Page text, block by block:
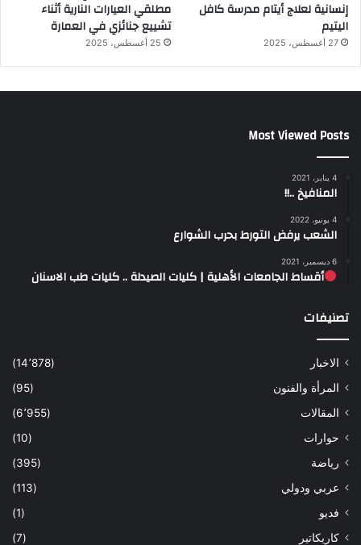
إنسانية لعلاج أيتام مدرسة كافل
اليتيم
27 أغسطس، 2025
مطلقي العيارات النارية أثناء
تشييع جنائزي في العمارة
25 أغسطس، 2025
Most Viewed Posts
4 يناير، 2021
المنافيخ ..!!
4 يونيو، 2022
الشعب يرفض التورط بحرب الشوارع
6 ديسمبر، 2021
أقساط الجامعات الأهلية | كليات الصيدلة .. كليات طب الاسنان
تصنيفات
الاخبار
(14٬878)
المرأة والفنون
(95)
المقالات
(6٬955)
حوارات
(10)
رياضة
(395)
عربي ودولي
(113)
فديو
(1)
كاريكاتير
(7)